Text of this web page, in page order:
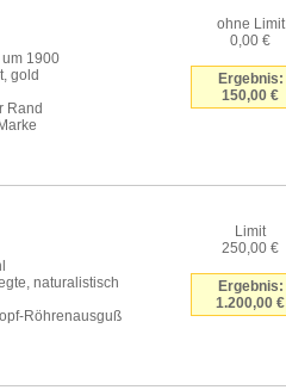
1900
gold
Rand
ohne Limit
0,00 €
Ergebnis:
150,00 €
naturalistisch
Röhrenausguß
Limit
250,00 €
Ergebnis:
1.200,00 €